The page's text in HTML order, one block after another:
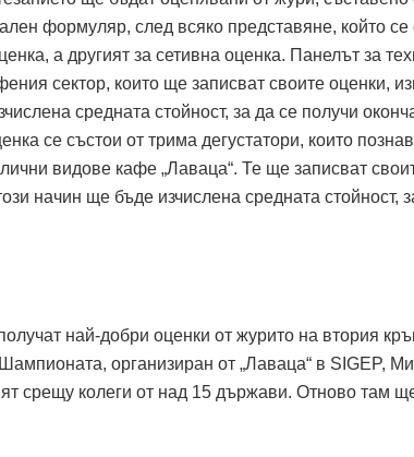
формуляр, след всяко представяне, който се
а другият за сетивна оценка. Панелът за
сектор, които ще записват своите оценки,
средната стойност, за да се получи
се състои от трима дегустатори, които
видове кафе „Лаваца“. Те ще записват
начин ще бъде изчислена средната стойност,
най-добри оценки от журито на втория
организиран от „Лаваца“ в SIGEP,
срещу колеги от над 15 държави. Отново там